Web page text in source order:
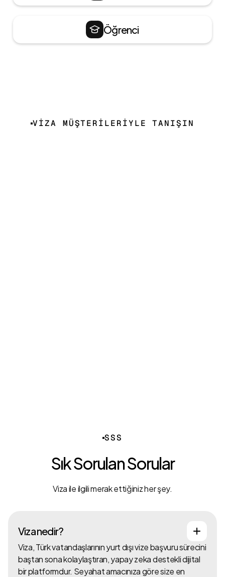
Öğrenci
VİZA MÜŞTERİLERİYLE TANIŞIN
SSS
Sık Sorulan Sorular
Viza ile ilgili merak ettiğiniz her şey.
Viza nedir?
Viza, Türk vatandaşlarının yurt dışı vize başvuru sürecini
baştan sona kolaylaştıran, yapay zeka destekli dijital
bir platformdur. Seyahat amacınıza göre size en